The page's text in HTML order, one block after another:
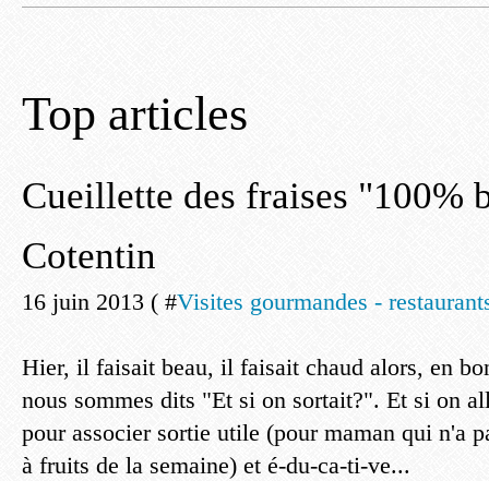
Top articles
Cueillette des fraises "100%
Cotentin
16 juin 2013 ( #Visites gourmandes -
Hier, il faisait beau, il faisait chaud alors, en
nous sommes dits "Et si on sortait?". Et si on
pour associer sortie utile (pour maman qui n'a
à fruits de la semaine) et é-du-ca-ti-ve...